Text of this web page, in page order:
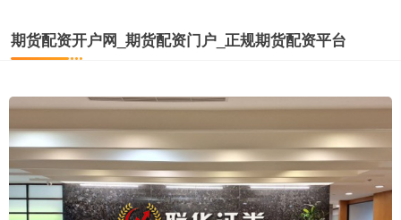
期货配资开户网_期货配资门户_正规期货配资平台